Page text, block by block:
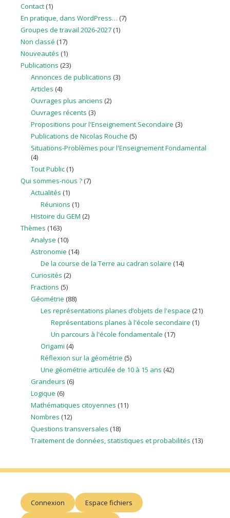
Contact (1)
En pratique, dans WordPress… (7)
Groupes de travail 2026-2027 (1)
Non classé (17)
Nouveautés (1)
Publications (23)
Annonces de publications (3)
Articles (4)
Ouvrages plus anciens (2)
Ouvrages récents (3)
Propositions pour l'Enseignement Secondaire (3)
Publications de Nicolas Rouche (5)
Situations-Problèmes pour l'Enseignement Fondamental
(4)
Tout Public(1)
Qui sommes-nous ? (7)
Actualités (1)
Réunions (1)
Histoire du GEM (2)
Thèmes (163)
Analyse (10)
Astronomie (14)
De la course de la Terre au cadran solaire (14)
Curiosités (2)
Fractions (5)
Géométrie (88)
Les représentations planes d’objets de l'espace (21)
Représentations planes à l'école secondaire (1)
Un parcours à l'école fondamentale (17)
Origami (4)
Réflexion sur la géométrie (5)
Une géométrie articulée de 10 à 15 ans (42)
Grandeurs (6)
Logique (6)
Mathématiques citoyennes (11)
Nombres (12)
Questions transversales (18)
Traitement de données, statistiques et probabilités (13)
Connexion Espace fichiers